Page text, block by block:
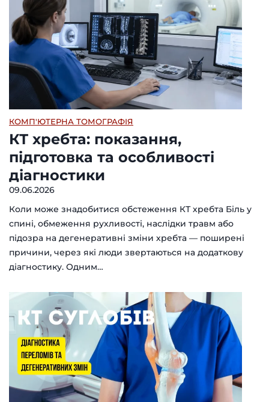
КОМП'ЮТЕРНА ТОМОГРАФІЯ
КТ хребта: показання,
підготовка та особливості
діагностики
09.06.2026
Коли може знадобитися обстеження КТ хребта Біль у
спині, обмеження рухливості, наслідки травм або
підозра на дегенеративні зміни хребта — поширені
причини, через які люди звертаються на додаткову
діагностику. Одним…